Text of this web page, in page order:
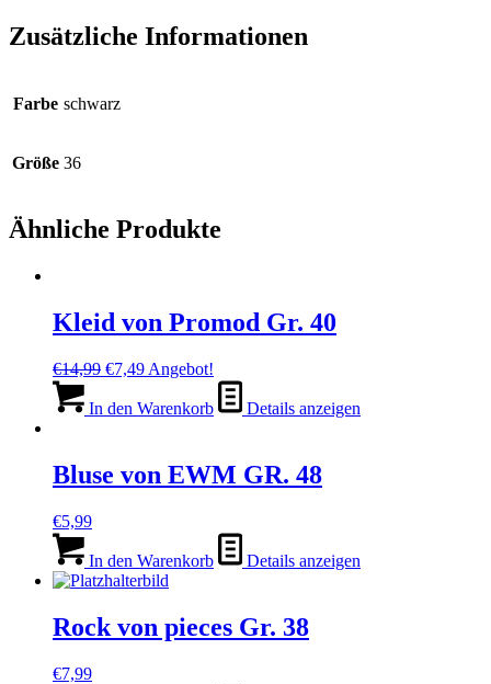
Zusätzliche Informationen
Farbe schwarz
Größe 36
Ähnliche Produkte
Kleid von Promod Gr. 40
€14,99 Ursprünglicher
war:
€7,49Aktueller
ist:
Angebot!
In den Warenkorb Details anzeigen
Bluse von EWM GR. 48
€5,99
In den Warenkorb Details anzeigen
Rock von pieces Gr. 38
€7,99